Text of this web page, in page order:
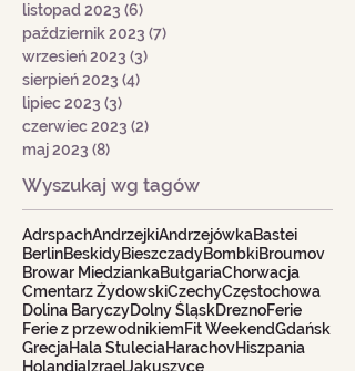
listopad 2023 (6)
październik 2023 (7)
wrzesień 2023 (3)
sierpień 2023 (4)
lipiec 2023 (3)
czerwiec 2023 (2)
maj 2023 (8)
Wyszukaj wg tagów
AdrspachAndrzejkiAndrzejówkaBastei
BerlinBeskidyBieszczadyBombkiBroumov
Browar MiedziankaBułgariaChorwacja
Cmentarz ŻydowskiCzechyCzęstochowa
Dolina BaryczyDolny ŚląskDreznoFerie
Ferie z przewodnikiemFit WeekendGdańsk
GrecjaHala StuleciaHarachovHiszpania
Holandia IzraelJakuszyce